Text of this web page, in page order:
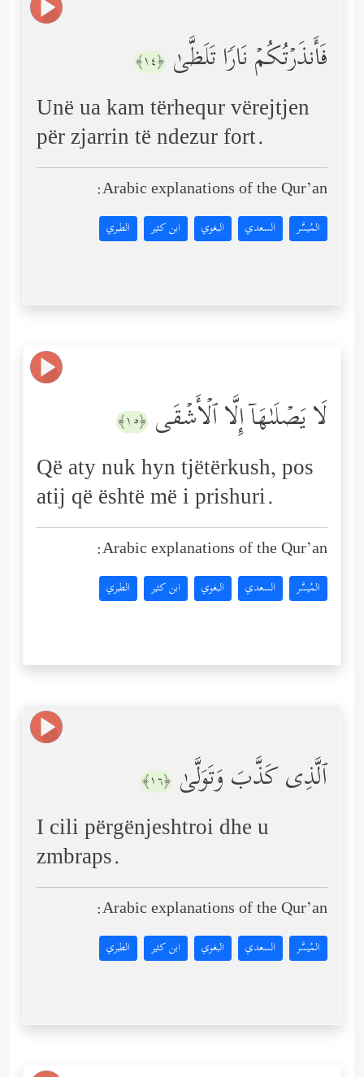
فَأَنذَرۡتُكُمۡ نَارࣰا تَلَظَّىٰ ﴿١٤﴾
Unë ua kam tërhequr vërejtjen
për zjarrin të ndezur fort.
Arabic explanations of the Qur’an:
المُيسَّر السعدي البغوي ابن كثير الطبري
لَا یَصۡلَىٰهَاۤ إِلَّا ٱلۡأَشۡقَى ﴿١٥﴾
Që aty nuk hyn tjëtërkush, pos
atij që është më i prishuri.
Arabic explanations of the Qur’an:
المُيسَّر السعدي البغوي ابن كثير الطبري
ٱلَّذِی كَذَّبَ وَتَوَلَّىٰ ﴿١٦﴾
I cili përgënjeshtroi dhe u
zmbraps.
Arabic explanations of the Qur’an:
المُيسَّر السعدي البغوي ابن كثير الطبري